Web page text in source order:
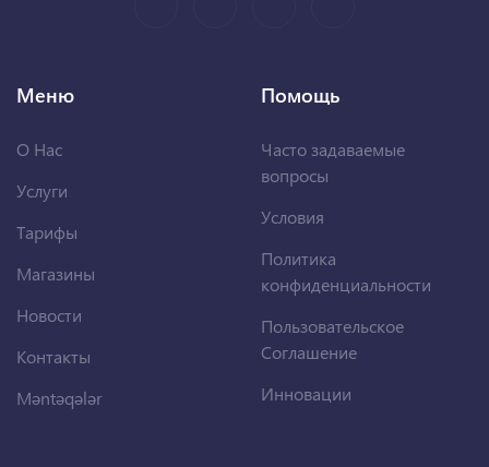
Меню
О Нас
Услуги
Тарифы
Магазины
Новости
Контакты
Məntəqələr
Помощь
Часто задаваемые
вопросы
Условия
Политика
конфиденциальности
Пользовательское
Соглашение
Инновации